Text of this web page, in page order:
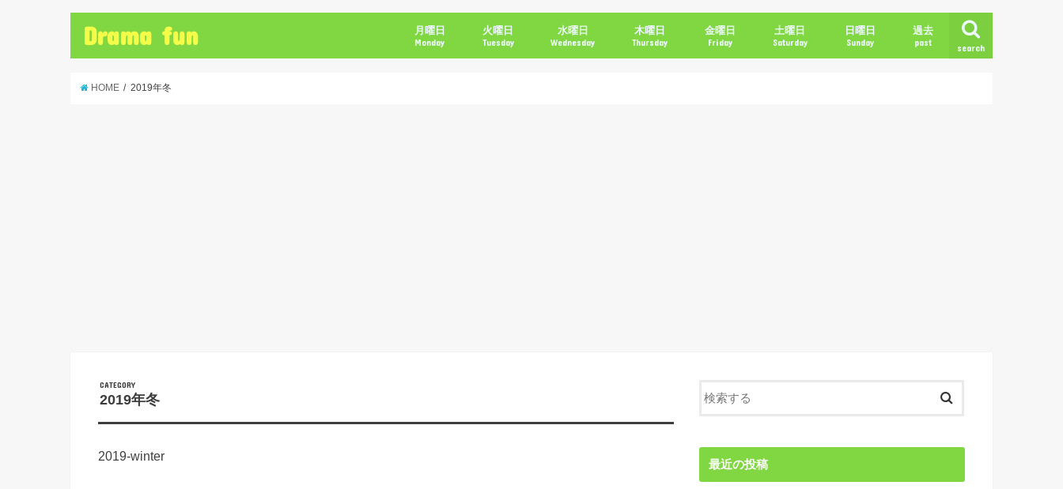
Drama fun search
月曜日
Monday
火曜日
Tuesday
水曜日
Wednesday
木曜日
Thursday
金曜日
Friday
土曜日
Saturday
日曜日
Sunday
過去
past
HOME 2019年冬
CATEGORY
2019年冬
2019-winter
最近の投稿